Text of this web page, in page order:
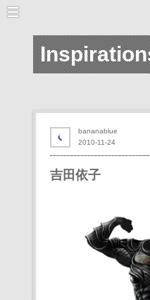
吉田依子
2010-11-24
bananablue